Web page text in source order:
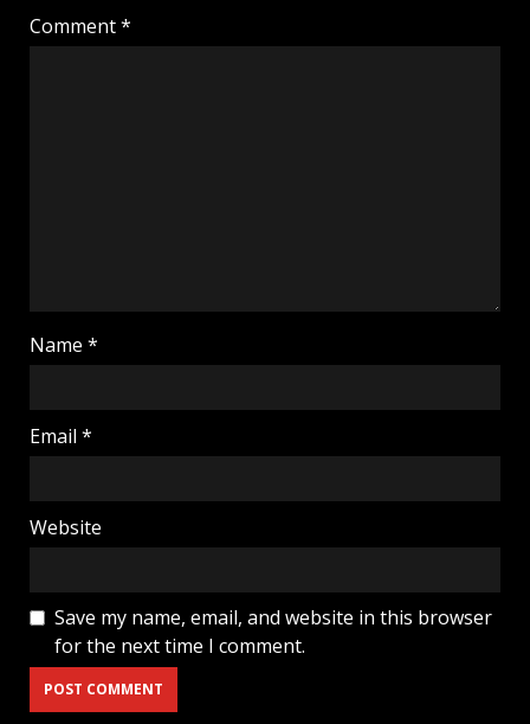
Comment*
Name *
Email *
Website
Save my name, email, and website in this browser
for the next time I comment.